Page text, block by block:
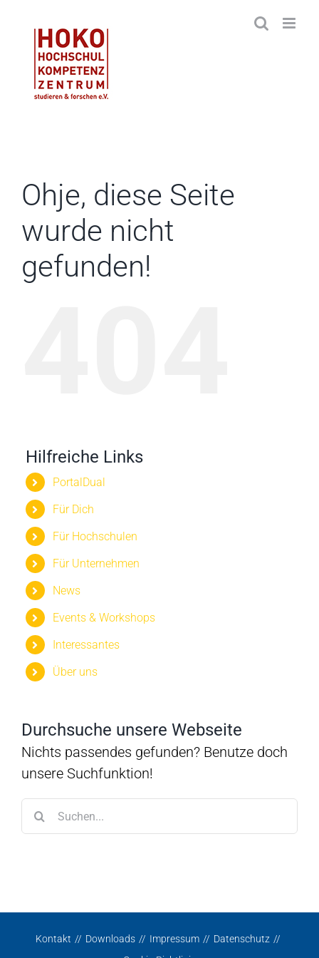
springen
Ohje, diese Seite
wurde nicht
gefunden!
Hilfreiche Links
PortalDual
Für Dich
Für Hochschulen
Für Unternehmen
News
Events & Workshops
Interessantes
Über uns
Durchsuche unsere Webseite
Nichts passendes gefunden? Benutze doch
unsere Suchfunktion!
Suche
nach:
Kontakt Downloads Impressum
Datenschutz